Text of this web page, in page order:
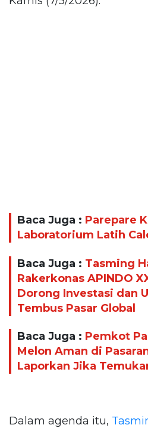
Baca Juga : Parepare
Laboratorium Latih
Baca Juga : Tasming
Rakerkonas APINDO
Dorong Investasi dan
Tembus Pasar Global
Baca Juga : Pemkot
Melon Aman di
Laporkan Jika
Dalam agenda itu,